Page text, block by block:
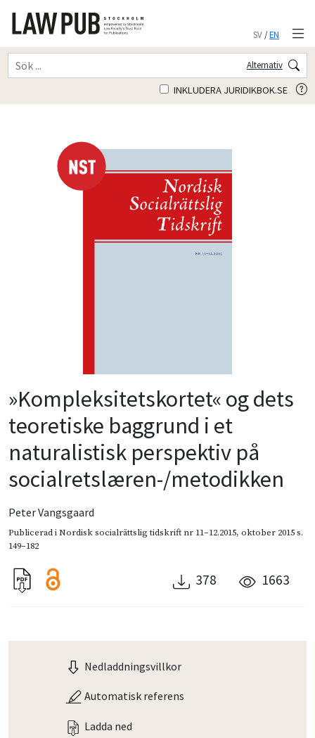
SV/EN
Alternativ
INKLUDERA JURIDIKBOK.SE
»Kompleksitetskortet« og dets
teoretiske baggrund i et
naturalistisk perspektiv på
socialretslæren-/metodikken
Peter Vangsgaard
Publicerad iNordisk socialrättslig tidskrift nr 11–12.2015, oktober 2015s.
149–182
378 1663
Nedladdningsvillkor
Automatisk referens
Ladda ned